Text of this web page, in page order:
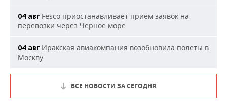
04 авг Fesco приостанавливает прием заявок на
перевозки через Черное море
04 авг Иракская авиакомпания возобновила полеты в
Москву
ВСЕ НОВОСТИ ЗА СЕГОДНЯ